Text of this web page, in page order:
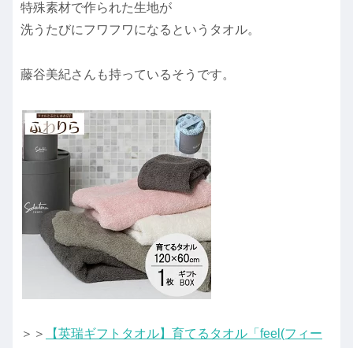
特殊素材で作られた生地が
洗うたびにフワフワになるというタオル。
藤谷美紀さんも持っているそうです。
＞＞
【英瑞ギフトタオル】育てるタオル「feel(フィー